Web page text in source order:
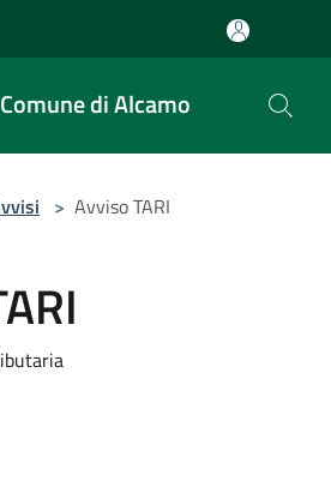
Comune di Alcamo
> Avviso TARI